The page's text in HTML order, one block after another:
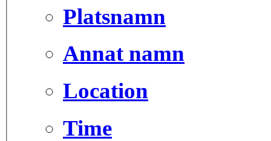
Platsnamn
Annat namn
Location
Time